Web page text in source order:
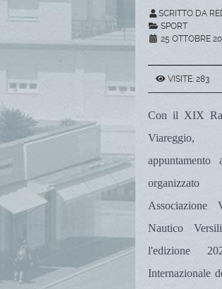
SCRITTO DA
SPORT
25 OTTOBRE
VISITE: 283
Con il XIX
appuntamento
Nautico
l'edizione
Internazionale